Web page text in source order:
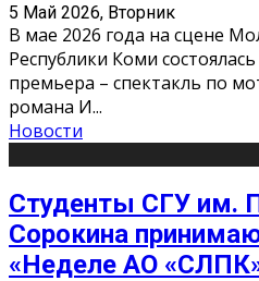
5 Май 2026, Вторник
В мае 2026 года на сцене
Республики Коми
премьера – спектакль по
романа И...
Новости
Студенты СГУ им.
Сорокина
«Неделе АО